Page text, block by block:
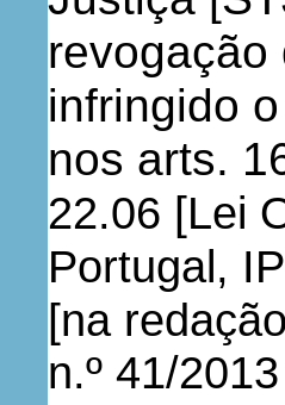
revogação
infringido
nos arts.
22.06 [Lei
Portugal, IP
[na
n.º 41/2013